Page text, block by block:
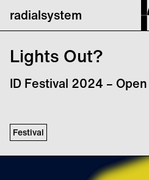
radialsystem
Lights Out?
ID Festival 2024 –
Festival